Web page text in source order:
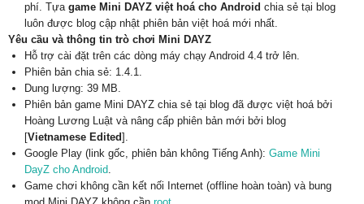
phí. Tựa game Mini DAYZ việt hoá cho Android chia sẻ tại blog
luôn được blog cập nhật phiên bản việt hoá mới nhất.
Yêu cầu và thông tin trò chơi Mini DAYZ
Hỗ trợ cài đặt trên các dòng máy chạy Android 4.4 trở lên.
Phiên bản chia sẻ: 1.4.1.
Dung lượng: 39 MB.
Phiên bản game Mini DAYZ chia sẻ tại blog đã được việt hoá bởi
Hoàng Lương Luật và nâng cấp phiên bản mới bởi blog
[Vietnamese Edited].
Google Play (link gốc, phiên bản không Tiếng Anh): Game Mini
DayZ cho Android.
Game chơi không cần kết nối Internet (offline hoàn toàn) và bung